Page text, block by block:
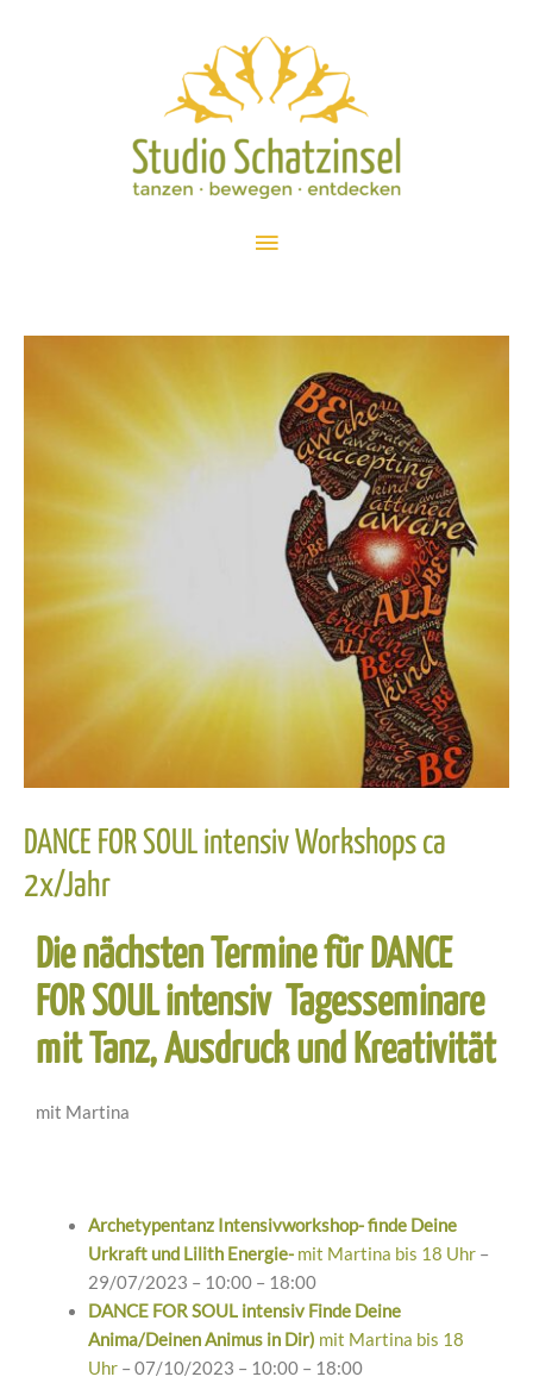
DANCE FOR SOUL intensiv Workshops ca
2x/Jahr
Die nächsten Termine für DANCE
FOR SOUL intensiv Tagesseminare
mit Tanz, Ausdruck und Kreativität
mit Martina
Archetypentanz Intensivworkshop- finde Deine
Urkraft und Lilith Energie-mit Martina bis 18 Uhr–
29/07/2023 – 10:00 – 18:00
DANCE FOR SOUL intensiv Finde Deine
Anima/Deinen Animus in Dir) mit Martina bis 18
Uhr– 07/10/2023 – 10:00 – 18:00